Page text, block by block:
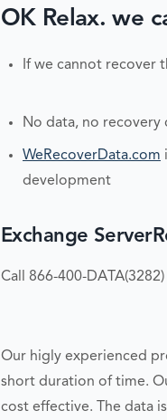
OK Relax. we
If we cannot recover
No data, no recovery
WeRecoverData.com
development
Exchange
Call 866-400-DATA(3282)
Our higly experienced
short duration of time.
cost effective. The data